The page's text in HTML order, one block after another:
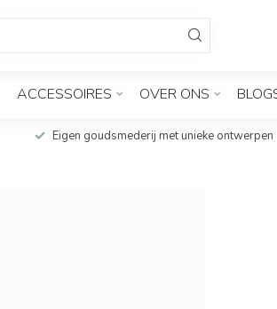
ACCESSOIRES OVER ONS
Eigen goudsmederij met unieke ontwerpen